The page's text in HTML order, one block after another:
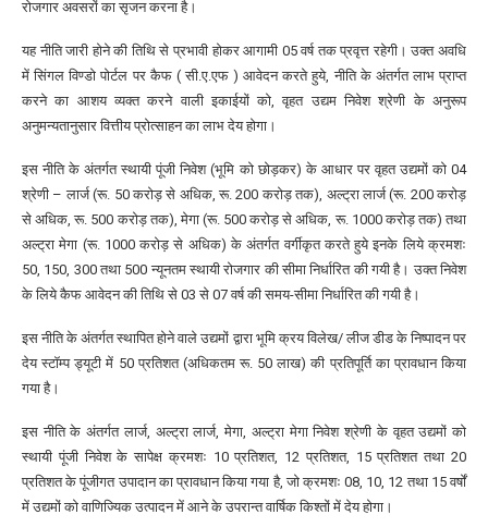
रोजगार अवसरों का सृजन करना है।
यह नीति जारी होने की तिथि से प्रभावी होकर आगामी 05 वर्ष तक प्रवृत्त रहेगी। उक्त अवधि
में सिंगल विण्डो पोर्टल पर कैफ ( सी.ए.एफ ) आवेदन करते हुये, नीति के अंतर्गत लाभ प्राप्त
करने का आशय व्यक्त करने वाली इकाईयों को, वृहत उद्यम निवेश श्रेणी के अनुरूप
अनुमन्यतानुसार वित्तीय प्रोत्साहन का लाभ देय होगा।
इस नीति के अंतर्गत स्थायी पूंजी निवेश (भूमि को छोड़कर) के आधार पर वृहत उद्यमों को 04
श्रेणी – लार्ज (रू. 50 करोड़ से अधिक, रू. 200 करोड़ तक), अल्ट्रा लार्ज (रू. 200 करोड़
से अधिक, रू. 500 करोड़ तक), मेगा (रू. 500 करोड़ से अधिक, रू. 1000 करोड़ तक) तथा
अल्ट्रा मेगा (रू. 1000 करोड़ से अधिक) के अंतर्गत वर्गीकृत करते हुये इनके लिये क्रमशः
50, 150, 300 तथा 500 न्यूनतम स्थायी रोजगार की सीमा निर्धारित की गयी है। उक्त निवेश
के लिये कैफ आवेदन की तिथि से 03 से 07 वर्ष की समय-सीमा निर्धारित की गयी है।
इस नीति के अंतर्गत स्थापित होने वाले उद्यमों द्वारा भूमि क्रय विलेख/ लीज डीड के निष्पादन पर
देय स्टॉम्प ड्यूटी में 50 प्रतिशत (अधिकतम रू. 50 लाख) की प्रतिपूर्ति का प्रावधान किया
गया है।
इस नीति के अंतर्गत लार्ज, अल्ट्रा लार्ज, मेगा, अल्ट्रा मेगा निवेश श्रेणी के वृहत उद्यमों को
स्थायी पूंजी निवेश के सापेक्ष क्रमशः 10 प्रतिशत, 12 प्रतिशत, 15 प्रतिशत तथा 20
प्रतिशत के पूंजीगत उपादान का प्रावधान किया गया है, जो क्रमशः 08, 10, 12 तथा 15 वर्षों
में उद्यमों को वाणिज्यिक उत्पादन में आने के उपरान्त वार्षिक किश्तों में देय होगा।